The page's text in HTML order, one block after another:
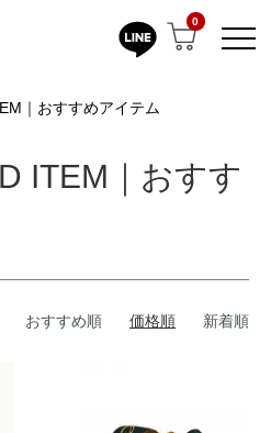
0
｜おすすめアイテム
ITEM｜おすす
おすすめ順 価格順 新着順